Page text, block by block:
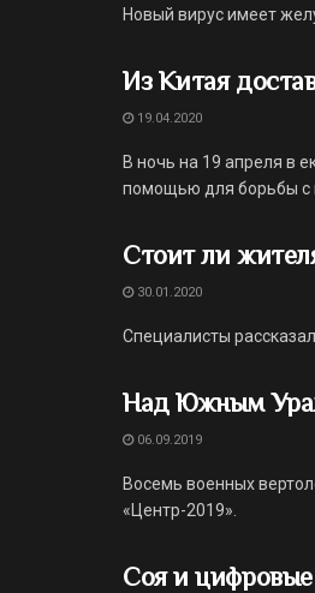
Новый вирус имеет
Из Китая
19.04.2020
В ночь на 19 апреля в
помощью для борьбы с
Стоит ли
30.01.2020
Специалисты
Над Южным
06.09.2019
Восемь военных
«Центр-2019».
Соя и цифровые